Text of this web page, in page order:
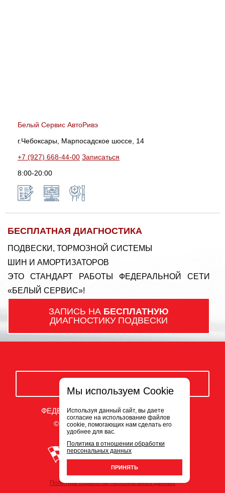
Белый Сервис АвтоРивэ
г.Чебоксары, Марпосадское шоссе, 14
+7 (927) 668-44-00 Записаться
8:00-20:00
БЕСПЛАТНАЯ ДИАГНОСТИКА
ПОДВЕСКИ, ТОРМОЗНОЙ СИСТЕМЫ
ШИН И АМОРТИЗАТОРОВ
ЭТО СТАНДАРТ РАБОТЫ ФЕДЕРАЛЬНОЙ СЕТИ
«БЕЛЫЙ СЕРВИС»!
ЗАПИСЬ НА БЕСПЛАТНУЮ
ДИАГНОСТИКУ ПОДВЕСКИ
ФЕДЕРАЛЬНАЯ СЕТЬ АВТОСЕРВИСОВ
© ООО «Белый Сервис» 2009-2026
Политика обработки персональных данных
Мы используем Cookie
Используя данный сайт, вы даете
согласие на использование файлов
cookie, помогающих нам сделать его
удобнее для вас.
Политика в отношении обработки
персональных данных
ПРИНЯТЬ